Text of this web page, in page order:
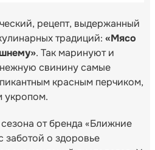
рецепт, выдержанный
традиций: «Мясо
. Так маринуют и
свинину самые
красным перчиком,
укропом.
от бренда «Ближние
заботой о здоровье